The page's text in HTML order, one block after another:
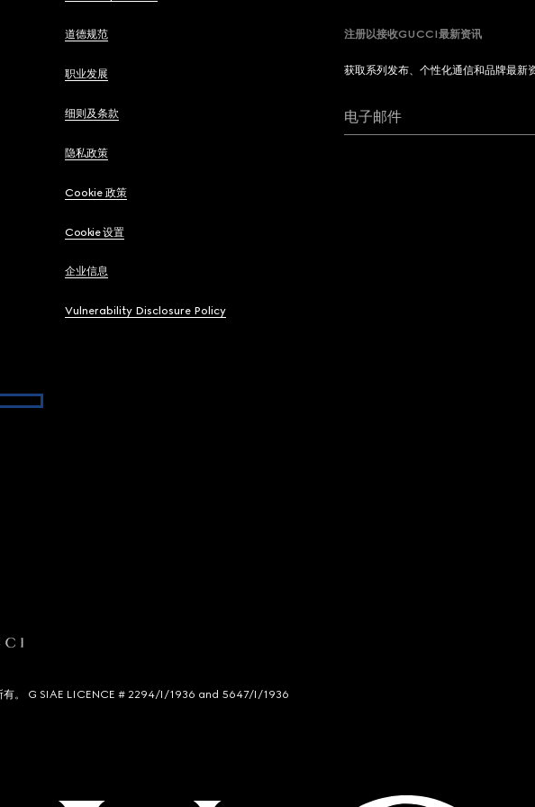
道德规范
职业发展
细则及条款
隐私政策
Cookie 政策
Cookie 设置
企业信息
Vulnerability Disclosure Policy
注册以接收GUCCI最新资讯
获取系列发布、个性化通信和品牌最新
电子邮件
。 G SIAE LICENCE # 2294/I/1936 and 5647/I/1936